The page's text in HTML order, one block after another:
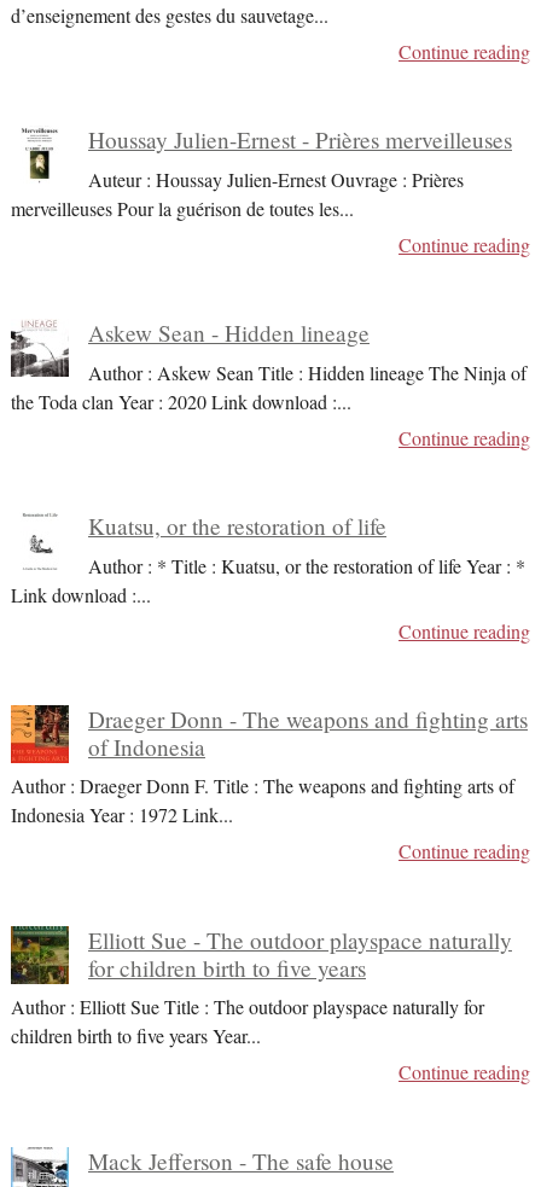
d’enseignement des gestes du sauvetage...
Continue reading
Houssay Julien-Ernest - Prières merveilleuses
Auteur : Houssay Julien-Ernest Ouvrage : Prières
merveilleuses Pour la guérison de toutes les...
Continue reading
Askew Sean - Hidden lineage
Author : Askew Sean Title : Hidden lineage The Ninja of
the Toda clan Year : 2020 Link download :...
Continue reading
Kuatsu, or the restoration of life
Author : * Title : Kuatsu, or the restoration of life Year : *
Link download :...
Continue reading
Draeger Donn - The weapons and fighting arts
of Indonesia
Author : Draeger Donn F. Title : The weapons and fighting arts of
Indonesia Year : 1972 Link...
Continue reading
Elliott Sue - The outdoor playspace naturally
for children birth to five years
Author : Elliott Sue Title : The outdoor playspace naturally for
children birth to five years Year...
Continue reading
Mack Jefferson - The safe house